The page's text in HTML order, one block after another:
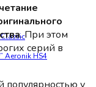
Aeronik HS4
. При этом
серий в